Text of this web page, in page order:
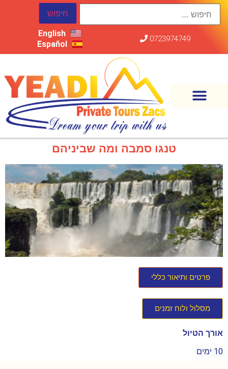
0723974749
English
Español
טנגו סמבה ומה שביניהם
פרטים ותיאור כללי
מסלול ולוח זמנים
אורך הטיול
10 ימים